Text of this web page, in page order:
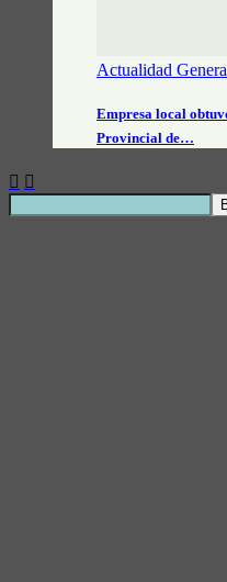
Actualidad
Empresa local
Provincial de…